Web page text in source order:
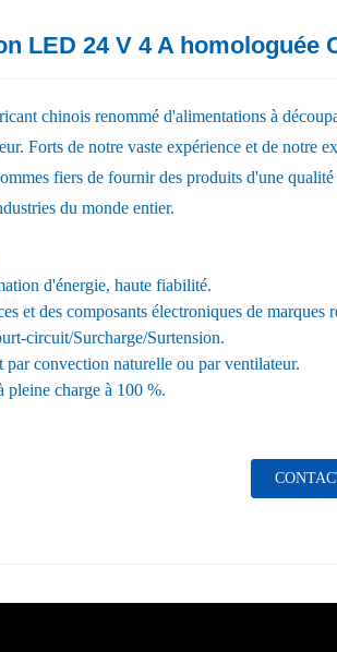
Loading...
Loading...
LED 24 V 4 A homologuée
chinois renommé d'alimentations à
Forts de notre vaste expérience et de notre
fiers de fournir des produits d'une
du monde entier.
d'énergie, haute fiabilité.
et des composants électroniques de marques
circuit/Surcharge/Surtension.
par convection naturelle ou par ventilateur.
pleine charge à 100 %.